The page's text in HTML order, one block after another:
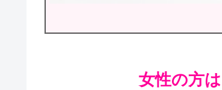
女性の方